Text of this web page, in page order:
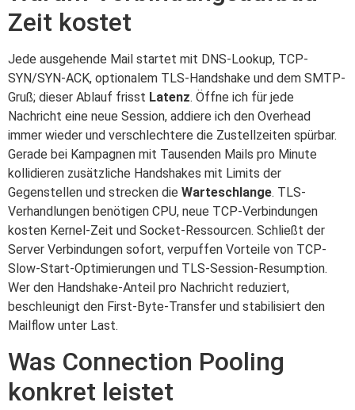
Zeit kostet
Jede ausgehende Mail startet mit DNS-Lookup, TCP-
SYN/SYN-ACK, optionalem TLS-Handshake und dem SMTP-
Gruß; dieser Ablauf frisst Latenz. Öffne ich für jede
Nachricht eine neue Session, addiere ich den Overhead
immer wieder und verschlechtere die Zustellzeiten spürbar.
Gerade bei Kampagnen mit Tausenden Mails pro Minute
kollidieren zusätzliche Handshakes mit Limits der
Gegenstellen und strecken die Warteschlange. TLS-
Verhandlungen benötigen CPU, neue TCP-Verbindungen
kosten Kernel-Zeit und Socket-Ressourcen. Schließt der
Server Verbindungen sofort, verpuffen Vorteile von TCP-
Slow-Start-Optimierungen und TLS-Session-Resumption.
Wer den Handshake-Anteil pro Nachricht reduziert,
beschleunigt den First-Byte-Transfer und stabilisiert den
Mailflow unter Last.
Was Connection Pooling
konkret leistet